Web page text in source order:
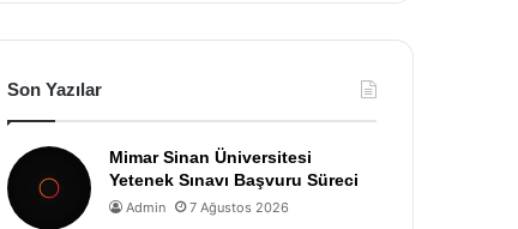
Son Yazılar
Mimar Sinan Üniversitesi
Yetenek Sınavı Başvuru Süreci
Admin 7 Ağustos 2026